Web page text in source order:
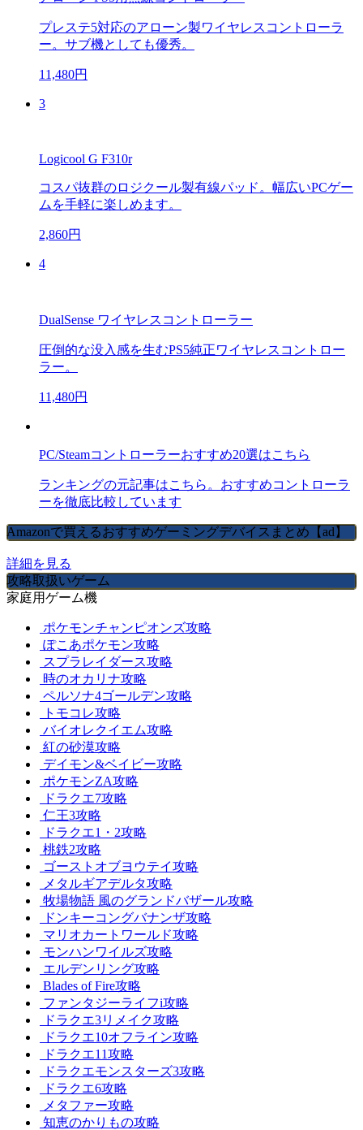
プレステ5対応のアローン製ワイヤレスコントローラ
ー。サブ機としても優秀。
11,480円
3
Logicool G F310r
コスパ抜群のロジクール製有線パッド。幅広いPCゲー
ムを手軽に楽しめます。
2,860円
4
DualSense ワイヤレスコントローラー
圧倒的な没入感を生むPS5純正ワイヤレスコントロー
ラー。
11,480円
PC/Steamコントローラーおすすめ20選はこちら
ランキングの元記事はこちら。おすすめコントローラ
ーを徹底比較しています
Amazonで買えるおすすめゲーミングデバイスまとめ【ad】
詳細を見る
攻略取扱いゲーム
家庭用ゲーム機
ポケモンチャンピオンズ攻略
ぽこあポケモン攻略
スプラレイダース攻略
時のオカリナ攻略
ペルソナ4ゴールデン攻略
トモコレ攻略
バイオレクイエム攻略
紅の砂漠攻略
デイモン&ベイビー攻略
ポケモンZA攻略
ドラクエ7攻略
仁王3攻略
ドラクエ1・2攻略
桃鉄2攻略
ゴーストオブヨウテイ攻略
メタルギアデルタ攻略
牧場物語 風のグランドバザール攻略
ドンキーコングバナンザ攻略
マリオカートワールド攻略
モンハンワイルズ攻略
エルデンリング攻略
Blades of Fire攻略
ファンタジーライフi攻略
ドラクエ3リメイク攻略
ドラクエ10オフライン攻略
ドラクエ11攻略
ドラクエモンスターズ3攻略
ドラクエ6攻略
メタファー攻略
知恵のかりもの攻略